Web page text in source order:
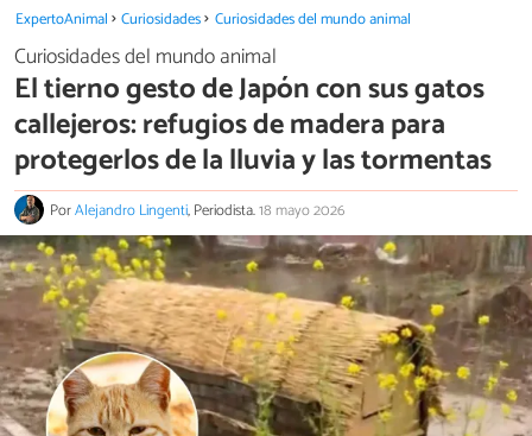
ExpertoAnimal Curiosidades Curiosidades del mundo animal
Curiosidades del mundo animal
El tierno gesto de Japón con sus gatos
callejeros: refugios de madera para
protegerlos de la lluvia y las tormentas
PorAlejandro Lingenti, Periodista.18 mayo 2026